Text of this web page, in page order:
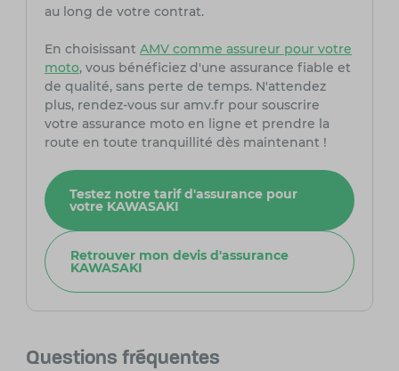
au long de votre contrat.
En choisissant AMV comme assureur pour votre
moto, vous bénéficiez d'une assurance fiable et
de qualité, sans perte de temps. N'attendez
plus, rendez-vous sur amv.fr pour souscrire
votre assurance moto en ligne et prendre la
route en toute tranquillité dès maintenant !
Testez notre tarif d'assurance pour
votre KAWASAKI
Retrouver mon devis d'assurance
KAWASAKI
Questions fréquentes